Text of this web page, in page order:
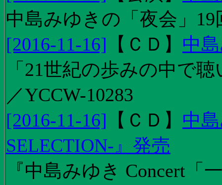
中島みゆきの「夜会」
[2016-11-16] 【 ＣＤ 】 中
「21世紀の歩みの中で
／YCCW-10283
[2016-11-16] 【 ＣＤ 】 中
SELECTION-』発売
『中島みゆき Concert